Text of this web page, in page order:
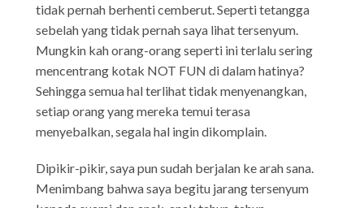
tidak pernah berhenti cemberut. Seperti tetangga
sebelah yang tidak pernah saya lihat tersenyum.
Mungkin kah orang-orang seperti ini terlalu sering
mencentrang kotak NOT FUN di dalam hatinya?
Sehingga semua hal terlihat tidak menyenangkan,
setiap orang yang mereka temui terasa
menyebalkan, segala hal ingin dikomplain.
Dipikir-pikir, saya pun sudah berjalan ke arah sana.
Menimbang bahwa saya begitu jarang tersenyum